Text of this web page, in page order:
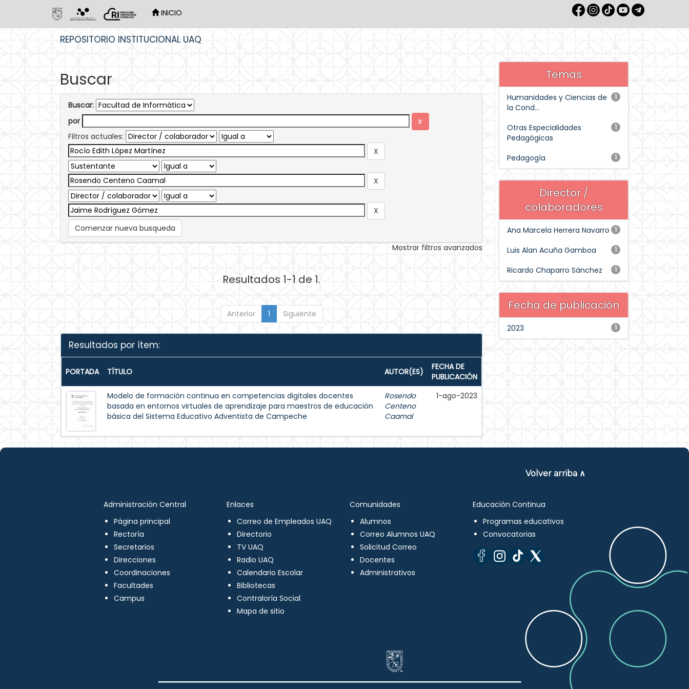
INICIO
REPOSITORIO INSTITUCIONAL UAQ
Buscar
Buscar:
por
Filtros actuales:
Comenzar nueva busqueda
Mostrar filtros avanzados
Resultados 1-1 de 1.
Anterior 1 Siguiente
Resultados por ítem:
PORTADA TÍTULO AUTOR(ES)
FECHA DE
PUBLICACIÓN
Modelo de formación continua en competencias digitales docentes
basada en entornos virtuales de aprendizaje para maestros de educación
básica del Sistema Educativo Adventista de Campeche
Rosendo
Centeno
Caamal
1-ago-2023
Temas
1
Humanidades y Ciencias de
la Cond...
1
Otras Especialidades
Pedagógicas
1
Pedagogía
Director /
colaboradores
1
Ana Marcela Herrera Navarro
1
Luis Alan Acuña Gamboa
1
Ricardo Chaparro Sánchez
Fecha de publicación
1
2023
Volver arriba ∧
Administración Central
Página principal
Rectoría
Secretarios
Direcciones
Coordinaciones
Facultades
Campus
Enlaces
Correo de Empleados UAQ
Directorio
TV UAQ
Radio UAQ
Calendario Escolar
Bibliotecas
Contraloría Social
Mapa de sitio
Comunidades
Alumnos
Correo Alumnos UAQ
Solicitud Correo
Docentes
Administrativos
Educación Continua
Programas educativos
Convocatorias